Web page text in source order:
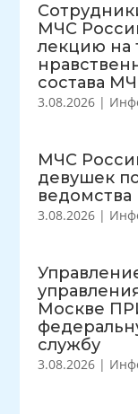
МЧС
лекцию на
состава
3.08.2026 |
МЧС
девушек
ведомства
3.08.2026 |
Москве
службу
3.08.2026 |